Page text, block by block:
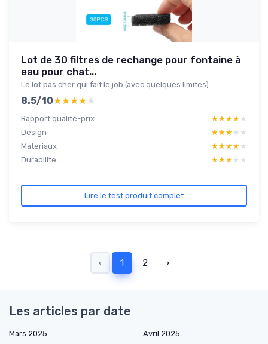
Lot de 30 filtres de rechange pour fontaine à
eau pour chat...
Le lot pas cher qui fait le job (avec quelques limites)
8.5/10★★★★★
★★★★★
Rapport qualité-prix ★★★★★
★★★★★
Design
★★★★★
★★★★★
Materiaux
★★★★★
★★★★★
Durabilite
★★★★★
★★★★★
Lire le test produit complet
‹ 1 2 ›
Les articles par date
Mars 2025
Avril 2025